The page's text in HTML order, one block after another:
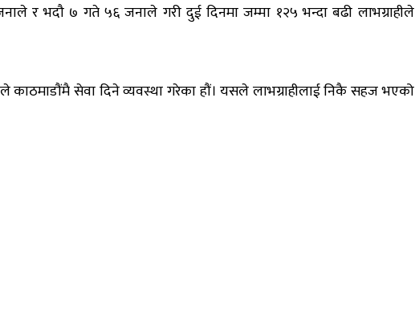
र भदौ ७ गते ५६ जनाले गरी दुई दिनमा जम्मा १२५ भन्दा बढी लाभग्राहीले
सेवा दिने व्यवस्था गरेका हौं। यसले लाभग्राहीलाई निकै सहज भएको